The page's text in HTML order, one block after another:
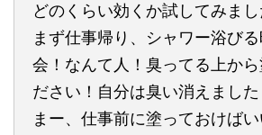
どのくらい効くか試してみまし
まず仕事帰り、シャワー浴び
会！なんて人！臭ってる上から
ださい！自分は臭い消えました
まー、仕事前に塗っておけばい